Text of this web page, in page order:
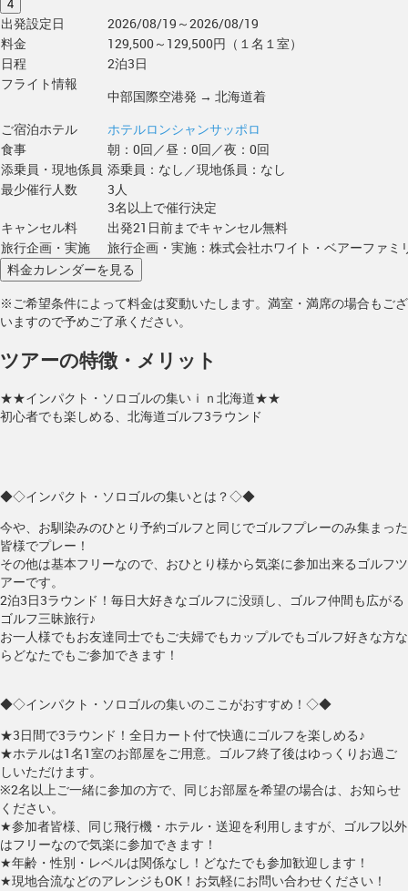
4
出発設定日
2026/08/19～2026/08/19
料金
129,500～129,500円（１名１室）
日程
2泊3日
フライト情報
中部国際空港発 → 北海道着
ご宿泊ホテル
ホテルロンシャンサッポロ
食事
朝：0回／昼：0回／夜：0回
添乗員・現地係員 添乗員：なし／現地係員：なし
最少催行人数
3人
3名以上で催行決定
キャンセル料
出発21日前までキャンセル無料
旅行企画・実施
旅行企画・実施：株式会社ホワイト・ベアーファミ
※ご希望条件によって料金は変動いたします。満室・満席の場合もござ
いますので予めご了承ください。
ツアーの特徴・メリット
★★インパクト・ソロゴルの集いｉｎ北海道★★
初心者でも楽しめる、北海道ゴルフ3ラウンド
◆◇インパクト・ソロゴルの集いとは？◇◆
今や、お馴染みのひとり予約ゴルフと同じでゴルフプレーのみ集まった
皆様でプレー！
その他は基本フリーなので、おひとり様から気楽に参加出来るゴルフツ
アーです。
2泊3日3ラウンド！毎日大好きなゴルフに没頭し、ゴルフ仲間も広がる
ゴルフ三昧旅行♪
お一人様でもお友達同士でもご夫婦でもカップルでもゴルフ好きな方な
らどなたでもご参加できます！
◆◇インパクト・ソロゴルの集いのここがおすすめ！◇◆
★3日間で3ラウンド！全日カート付で快適にゴルフを楽しめる♪
★ホテルは1名1室のお部屋をご用意。ゴルフ終了後はゆっくりお過ご
しいただけます。
※2名以上ご一緒に参加の方で、同じお部屋を希望の場合は、お知らせ
ください。
★参加者皆様、同じ飛行機・ホテル・送迎を利用しますが、ゴルフ以外
はフリーなので気楽に参加できます！
★年齢・性別・レベルは関係なし！どなたでも参加歓迎します！
★現地合流などのアレンジもOK！お気軽にお問い合わせください！